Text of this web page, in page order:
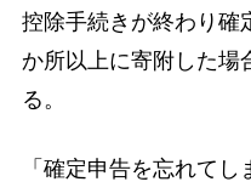
控除手続きが終わり確
か所以上に寄附した場
る。
「確定申告を忘れて